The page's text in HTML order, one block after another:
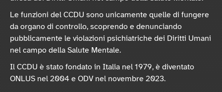
Le funzioni del CCDU sono unicamente quelle di fungere
da organo di controllo, scoprendo e denunciando
pubblicamente le violazioni psichiatriche dei Diritti Umani
nel campo della Salute Mentale.
Il CCDU è stato fondato in Italia nel 1979, è diventato
ONLUS nel 2004 e ODV nel novembre 2023.